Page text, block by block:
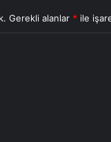
Gerekli alanlar * ile